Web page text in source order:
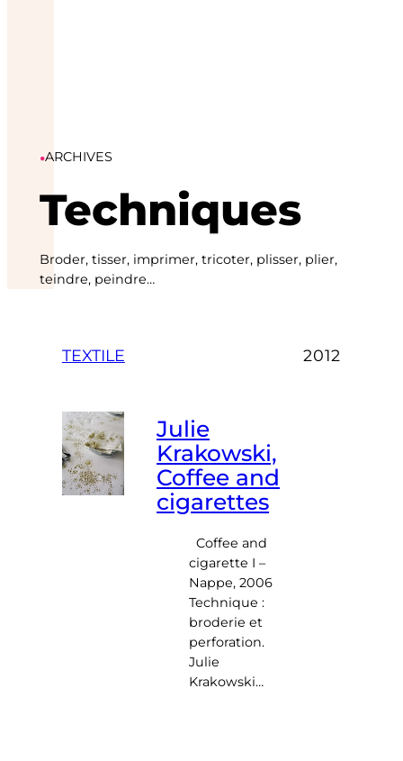
•ARCHIVES
Techniques
Broder, tisser, imprimer, tricoter, plisser, plier,
teindre, peindre…
TEXTILE 2012
Julie
Krakowski,
Coffee and
cigarettes
Coffee and
cigarette I –
Nappe, 2006
Technique :
broderie et
perforation.
Julie
Krakowski…